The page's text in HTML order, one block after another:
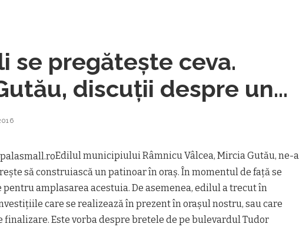
se pregătește ceva.
discuții despre un
Edilul municipiului Râmnicu Vâlcea, Mircia Gutău, ne-a
să construiască un patinoar în oraș. În momentul de faţă se
pentru amplasarea acestuia. De asemenea, edilul a trecut în
care se realizează în prezent în orașul nostru, sau care
finalizare. Este vorba despre bretele de pe bulevardul Tudor